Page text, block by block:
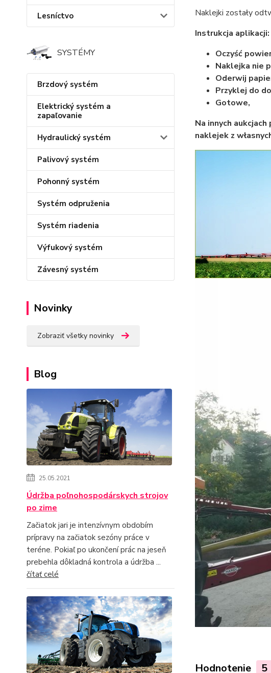
Lesníctvo
SYSTÉMY
Brzdový systém
Elektrický systém a
zapaľovanie
Hydraulický systém
Palivový systém
Pohonný systém
Systém odpruženia
Systém riadenia
Výfukový systém
Závesný systém
Novinky
Zobraziť všetky novinky
Blog
25.05.2021
Údržba poľnohospodárskych strojov
po zime
Začiatok jari je intenzívnym obdobím
prípravy na začiatok sezóny práce v
teréne. Pokiaľ po ukončení prác na jeseň
prebehla dôkladná kontrola a údržba ...
čítať celé
Naklejki zostały
Instrukcja aplikacji:
Oczyść
Naklejka nie
Oderwij
Przyklej do
Gotowe,
Na innych
naklejek z
Hodnotenie 5